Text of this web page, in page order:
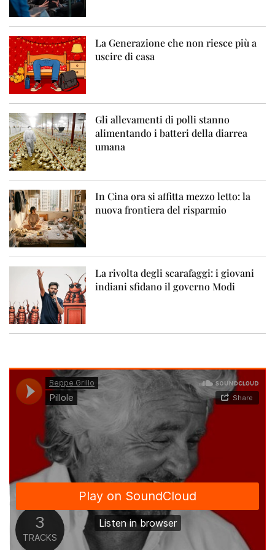
La Generazione che non riesce più a
uscire di casa
Gli allevamenti di polli stanno
alimentando i batteri della diarrea
umana
In Cina ora si affitta mezzo letto: la
nuova frontiera del risparmio
La rivolta degli scarafaggi: i giovani
indiani sfidano il governo Modi